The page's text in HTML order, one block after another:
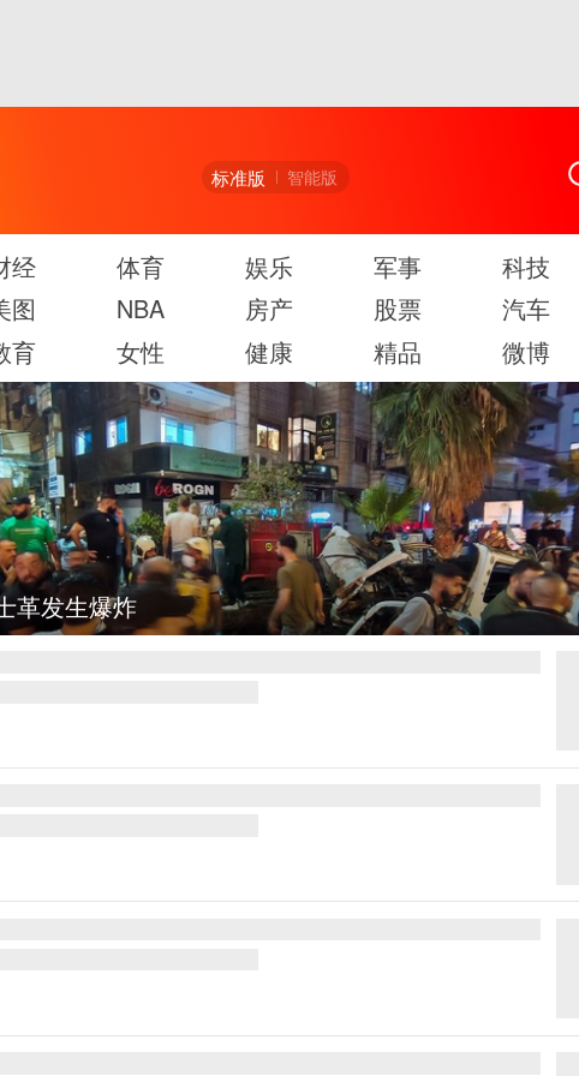
标准版 智能版
经 体育 娱乐 军事 科技
图
NBA 房产 股票 汽车
育
女性 健康 精品 微博
图集
云南弥勒：欢庆火把节